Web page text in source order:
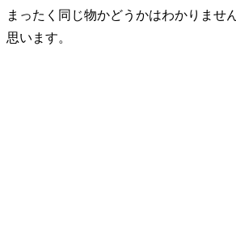
まったく同じ物かどうかはわかりませ
思います。